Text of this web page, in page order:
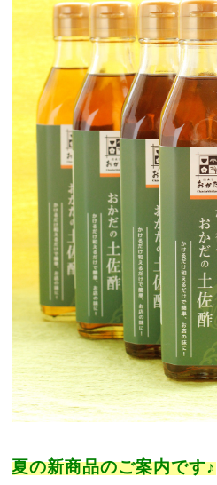
夏の新商品のご案内です♪